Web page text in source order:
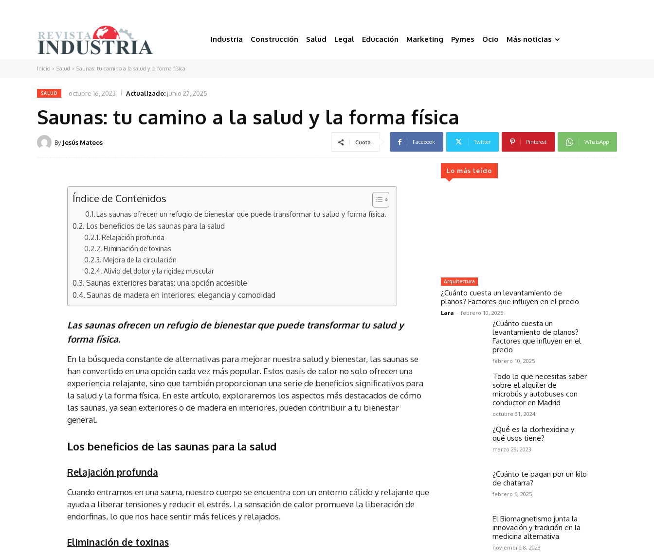
Industria Construcción Salud Legal Educación Marketing Pymes Ocio Más noticias
Inicio Salud Saunas: tu camino a la salud y la forma física
SALUD octubre 16, 2023 Actualizado: junio 27, 2025
Saunas: tu camino a la salud y la forma física
By Jesús Mateos Cuota Facebook Twitter Pinterest WhatsApp
Índice de Contenidos
Las saunas ofrecen un refugio de bienestar que puede transformar tu salud y forma física.
Los beneficios de las saunas para la salud
Relajación profunda
Eliminación de toxinas
Mejora de la circulación
Alivio del dolor y la rigidez muscular
Saunas exteriores baratas: una opción accesible
Saunas de madera en interiores: elegancia y comodidad
Las saunas ofrecen un refugio de bienestar que puede transformar tu salud y
forma física.
En la búsqueda constante de alternativas para mejorar nuestra salud y bienestar, las saunas se
han convertido en una opción cada vez más popular. Estos oasis de calor no solo ofrecen una
experiencia relajante, sino que también proporcionan una serie de beneficios significativos para
la salud y la forma física. En este artículo, exploraremos los aspectos más destacados de cómo
las saunas, ya sean exteriores o de madera en interiores, pueden contribuir a tu bienestar
general.
Los beneficios de las saunas para la salud
Relajación profunda
Cuando entramos en una sauna, nuestro cuerpo se encuentra con un entorno cálido y relajante que
ayuda a liberar tensiones y reducir el estrés. La sensación de calor promueve la liberación de
endorfinas, lo que nos hace sentir más felices y relajados.
Eliminación de toxinas
Lo más leído
Arquitectura
¿Cuánto cuesta un levantamiento de
planos? Factores que influyen en el precio
Lara - febrero 10, 2025
¿Cuánto cuesta un
levantamiento de planos?
Factores que influyen en el
precio
febrero 10, 2025
Todo lo que necesitas saber
sobre el alquiler de
microbús y autobuses con
conductor en Madrid
octubre 31, 2024
¿Qué es la clorhexidina y
qué usos tiene?
marzo 29, 2023
¿Cuánto te pagan por un kilo
de chatarra?
febrero 6, 2025
El Biomagnetismo junta la
innovación y tradición en la
medicina alternativa
noviembre 8, 2023